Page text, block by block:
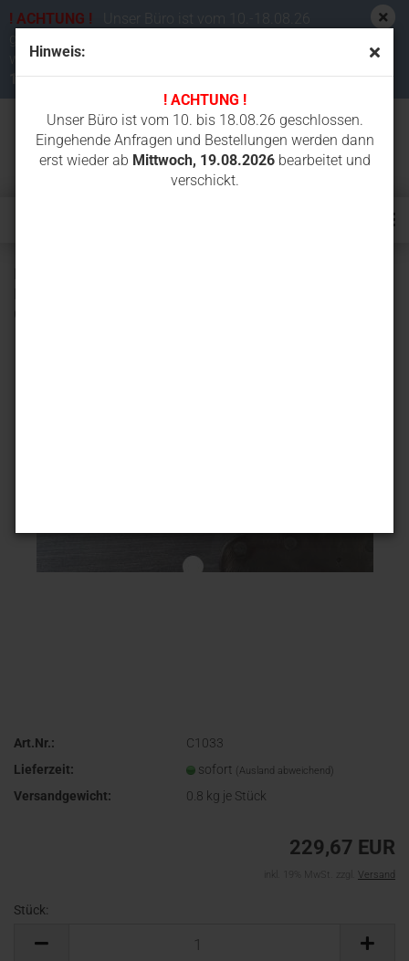
Hinweis:
! ACHTUNG !
Unser Büro ist vom 10. bis 18.08.26 geschlossen.
Eingehende Anfragen und Bestellungen werden dann
erst wieder ab Mittwoch, 19.08.2026bearbeitet und
verschickt.
! ACHTUNG !
Unser Büro ist vom 10.-18.08.26
werden dann erst wieder ab
19.08.2026bearbeitet und verschickt.
Art.Nr.:
C1033
Lieferzeit:
sofort (Ausland abweichend)
Versandgewicht: 0.8 kg je Stück
229,67 EUR
inkl. 19% MwSt. zzgl. Versand
Stück: